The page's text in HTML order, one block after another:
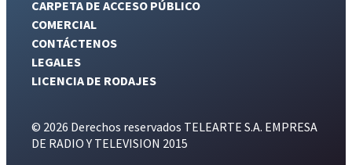
CARPETA DE ACCESO PÚBLICO
COMERCIAL
CONTÁCTENOS
LEGALES
LICENCIA DE RODAJES
© 2026 Derechos reservados TELEARTE S.A. EMPRESA
DE RADIO Y TELEVISION 2015